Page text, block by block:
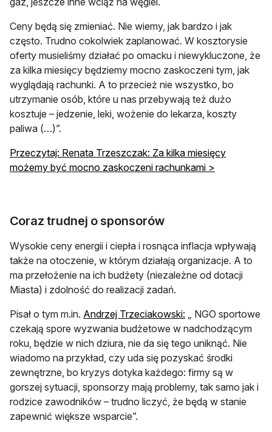
Ceny będą się zmieniać. Nie wiemy, jak bardzo i jak
często. Trudno cokolwiek zaplanować. W kosztorysie
oferty musieliśmy działać po omacku i niewykluczone, że
za kilka miesięcy będziemy mocno zaskoczeni tym, jak
wyglądają rachunki. A to przecież nie wszystko, bo
utrzymanie osób, które u nas przebywają też dużo
kosztuje – jedzenie, leki, wożenie do lekarza, koszty
paliwa (…)”.
Przeczytaj: Renata Trzeszczak: Za kilka miesięcy
możemy być mocno zaskoczeni rachunkami >
Coraz trudnej o sponsorów
Wysokie ceny energii i ciepła i rosnąca inflacja wpływają
także na otoczenie, w którym działają organizacje. A to
ma przełożenie na ich budżety (niezależne od dotacji
Miasta) i zdolność do realizacji zadań.
Pisał o tym m.in. Andrzej Trzeciakowski: „ NGO sportowe
czekają spore wyzwania budżetowe w nadchodzącym
roku, będzie w nich dziura, nie da się tego uniknąć. Nie
wiadomo na przykład, czy uda się pozyskać środki
zewnętrzne, bo kryzys dotyka każdego: firmy są w
gorszej sytuacji, sponsorzy mają problemy, tak samo jak i
rodzice zawodników – trudno liczyć, że będą w stanie
zapewnić większe wsparcie”.